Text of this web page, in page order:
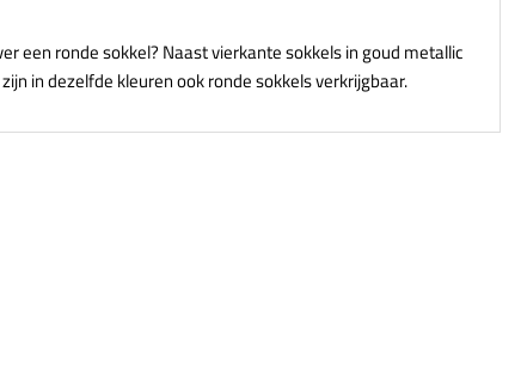
een ronde sokkel? Naast vierkante sokkels in goud metallic
zijn in dezelfde kleuren ook ronde sokkels verkrijgbaar.